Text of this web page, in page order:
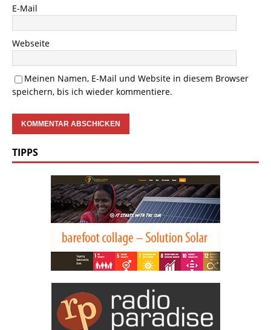
E-Mail
Webseite
Meinen Namen, E-Mail und Website in diesem Browser
speichern, bis ich wieder kommentiere.
TIPPS